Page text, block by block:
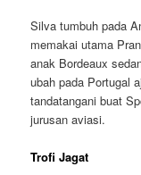
Silva tumbuh pada
memakai utama
anak Bordeaux
ubah pada Portugal
tandatangani buat
jurusan aviasi.
Trofi Jagat